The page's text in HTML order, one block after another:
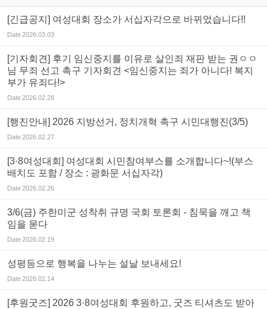
[긴급공지] 여성대회 장소가 서십자각으로 바뀌었습니다!!
Date2026.03.03
[기자회견] 후기 임신중지를 이유로 살인죄 재판 받는 권ㅇㅇ
님 무죄 선고 촉구 기자회견 <임신중지는 죄가 아니다! 복지
부가 유죄다!>
Date2026.02.28
[행진안내] 2026 지방선거, 정치개혁 촉구 시민대행진(3/5)
Date2026.02.27
[3·8여성대회] 여성대회 시민참여부스를 소개합니다~!(부스
배치도 포함 / 장소 : 광화문 서십자각)
Date2026.02.26
3/6(금) 주한미군 성착취 규명 국회 토론회 - 침묵을 깨고 책
임을 묻다
Date2026.02.19
성평등으로 행복을 나누는 설날 보내세요!
Date2026.02.14
[후원굿즈] 2026 3·8여성대회 후원하고, 굿즈 티셔츠도 받아